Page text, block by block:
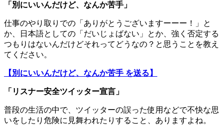
「別にいいんだけど、なんか苦手」
仕事のやり取りでの「ありがとうございますーーー！」と
か、日本語としての「だいじょばない」とか、強く否定する
つもりはないんだけどそれってどうなの？と思うことを教え
てください。
【別にいいんだけど、なんか苦手 を送る】
「リスナー安全ツイッター宣言」
普段の生活の中で、ツイッターの誤った使用などで不快な思
いをしたり危険に見舞われたりすること、ありますよね。